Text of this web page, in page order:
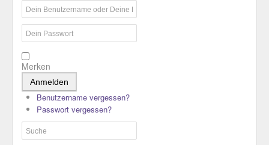
Merken
Anmelden
Benutzername vergessen?
Passwort vergessen?